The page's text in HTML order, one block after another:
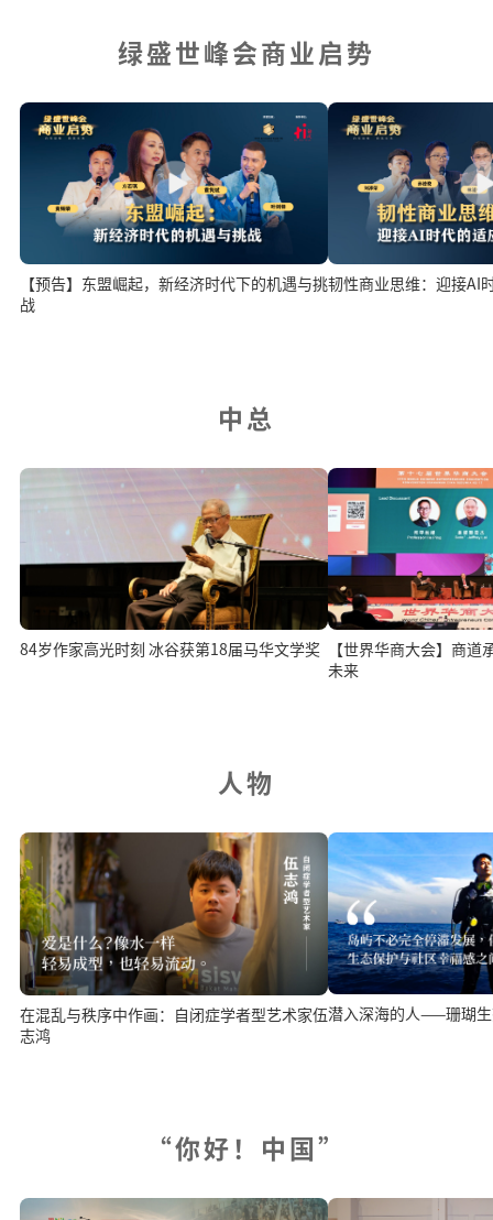
绿盛世峰会商业启势
【预告】东盟崛起，新经济时代下的机遇与挑
战
韧性商业思维：迎接AI
中总
84岁作家高光时刻 冰谷获第18届马华文学奖
【世界华商大会】商
未来
人物
在混乱与秩序中作画：自闭症学者型艺术家伍
志鸿
潜入深海的人——珊瑚
“你好！中国”